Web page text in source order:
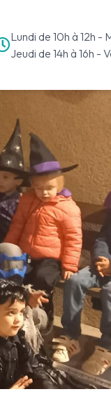
Lundi de 10h à 12h -
Jeudi de 14h à 16h -